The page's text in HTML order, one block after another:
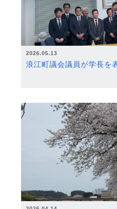
2026.05.13
浪江町議会議員が学長を